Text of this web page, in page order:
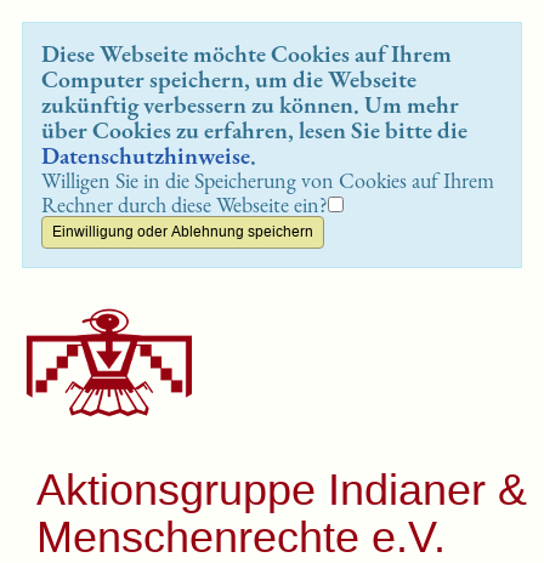
Diese Webseite möchte Cookies auf Ihrem
Computer speichern, um die Webseite
zukünftig verbessern zu können. Um mehr
über Cookies zu erfahren, lesen Sie bitte die
Datenschutzhinweise.
Willigen Sie in die Speicherung von Cookies auf Ihrem
Rechner durch diese Webseite ein?
Aktionsgruppe Indianer &
Menschenrechte e.V.